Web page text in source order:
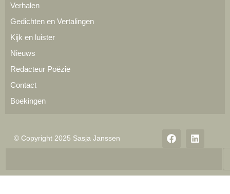
Verhalen
Gedichten en Vertalingen
Kijk en luister
Nieuws
Redacteur Poëzie
Contact
Boekingen
© Copyright 2025 Sasja Janssen